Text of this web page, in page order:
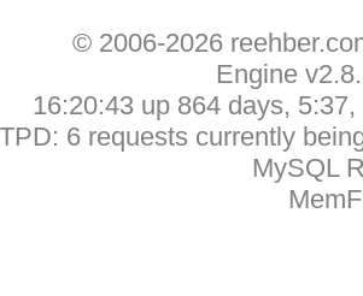
© 2006-2026
Engine
16:20:43 up 864 days,
6 requests currently
MySQL